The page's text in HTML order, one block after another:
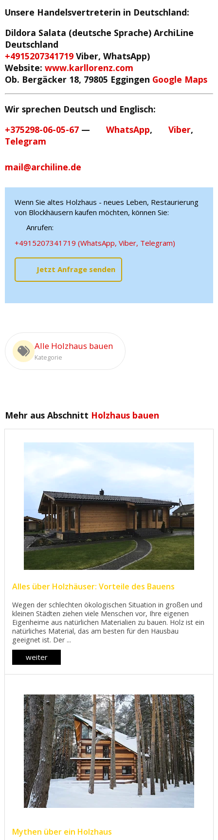
Unsere Handelsvertreterin in Deutschland:
Dildora Salata (deutsche Sprache) ArchiLine
Deutschland
+4915207341719 Viber, WhatsApp)
Website: www.karllorenz.com
Ob. Bergäcker 18, 79805 Eggingen Google Maps
Wir sprechen Deutsch und Englisch:
+375298-06-05-67 — WhatsApp, Viber,
Telegram
mail@archiline.de
Wenn Sie altes Holzhaus - neues Leben, Restaurierung
von Blockhäusern kaufen möchten, können Sie:
Anrufen:
+4915207341719 (WhatsApp, Viber, Telegram)
Jetzt Anfrage senden
Alle Holzhaus bauen
Kategorie
Mehr aus Abschnitt Holzhaus bauen
Alles über Holzhäuser: Vorteile des Bauens
Wegen der schlechten ökologischen Situation in großen und
kleinen Städten ziehen viele Menschen vor, Ihre eigenen
Eigenheime aus natürlichen Materialien zu bauen. Holz ist ein
natürliches Material, das am besten für den Hausbau
geeignet ist. Der ...
weiter
Mythen über ein Holzhaus